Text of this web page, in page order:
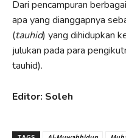
Dari pencampuran
apa yang dianggapnya
(tauhid) yang dihidupkan
julukan pada para
tauhid).
Editor: Soleh